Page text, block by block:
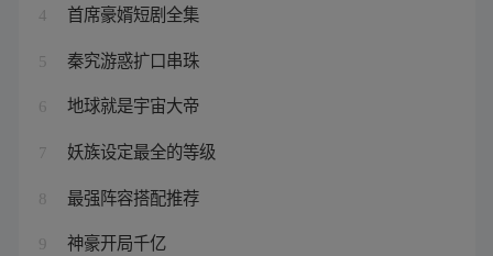
4 首席豪婿短剧全集
5 秦究游惑扩口串珠
6 地球就是宇宙大帝
7 妖族设定最全的等级
8 最强阵容搭配推荐
9 神豪开局千亿